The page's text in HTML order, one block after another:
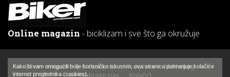
Online magazin - biciklizam i sve što ga okružuje
Biker - magazin O časopisu Pretplata
Marketing
Kontaktirajte nas
Kolačići
Kako bi vam omogućili bolje korisničko iskustvo, ova stranica pohranjuje kolačiće
internet preglednika (cookies).